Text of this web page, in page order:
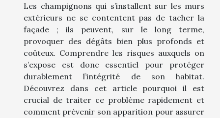
Les champignons qui s’installent sur les murs
extérieurs ne se contentent pas de tacher la
façade ; ils peuvent, sur le long terme,
provoquer des dégâts bien plus profonds et
coûteux. Comprendre les risques auxquels on
s’expose est donc essentiel pour protéger
durablement l’intégrité de son habitat.
Découvrez dans cet article pourquoi il est
crucial de traiter ce problème rapidement et
comment prévenir son apparition pour assurer